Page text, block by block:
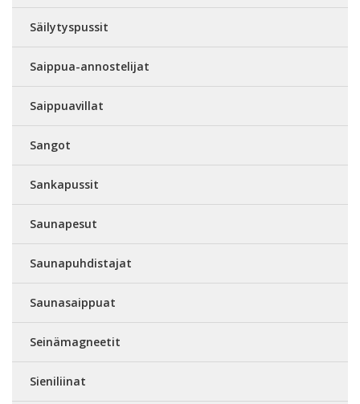
Säilytyspussit
Saippua-annostelijat
Saippuavillat
Sangot
Sankapussit
Saunapesut
Saunapuhdistajat
Saunasaippuat
Seinämagneetit
Sieniliinat